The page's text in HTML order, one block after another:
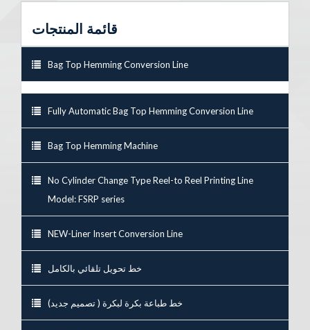
قائمة المنتجات
Bag Top Hemming Conversion Line
Fully Automatic Bag Top Hemming Conversion Line
Bag Top Hemming Machine
No Cylinder Change Type Reel-to Reel Printing Line
Model: FSRP series
NEW-Liner Insert Conversion Line
خط تحويل تلقائي بالكامل
خط طباعة بكرة لبكرة ( تصميم جديد)